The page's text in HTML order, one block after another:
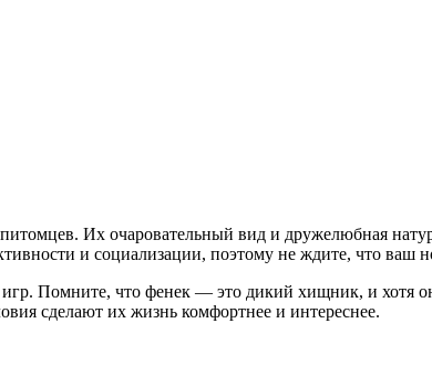
Их очаровательный вид и дружелюбная
и социализации, поэтому не ждите, что ваш
Помните, что фенек — это дикий хищник, и хотя
сделают их жизнь комфортнее и интереснее.